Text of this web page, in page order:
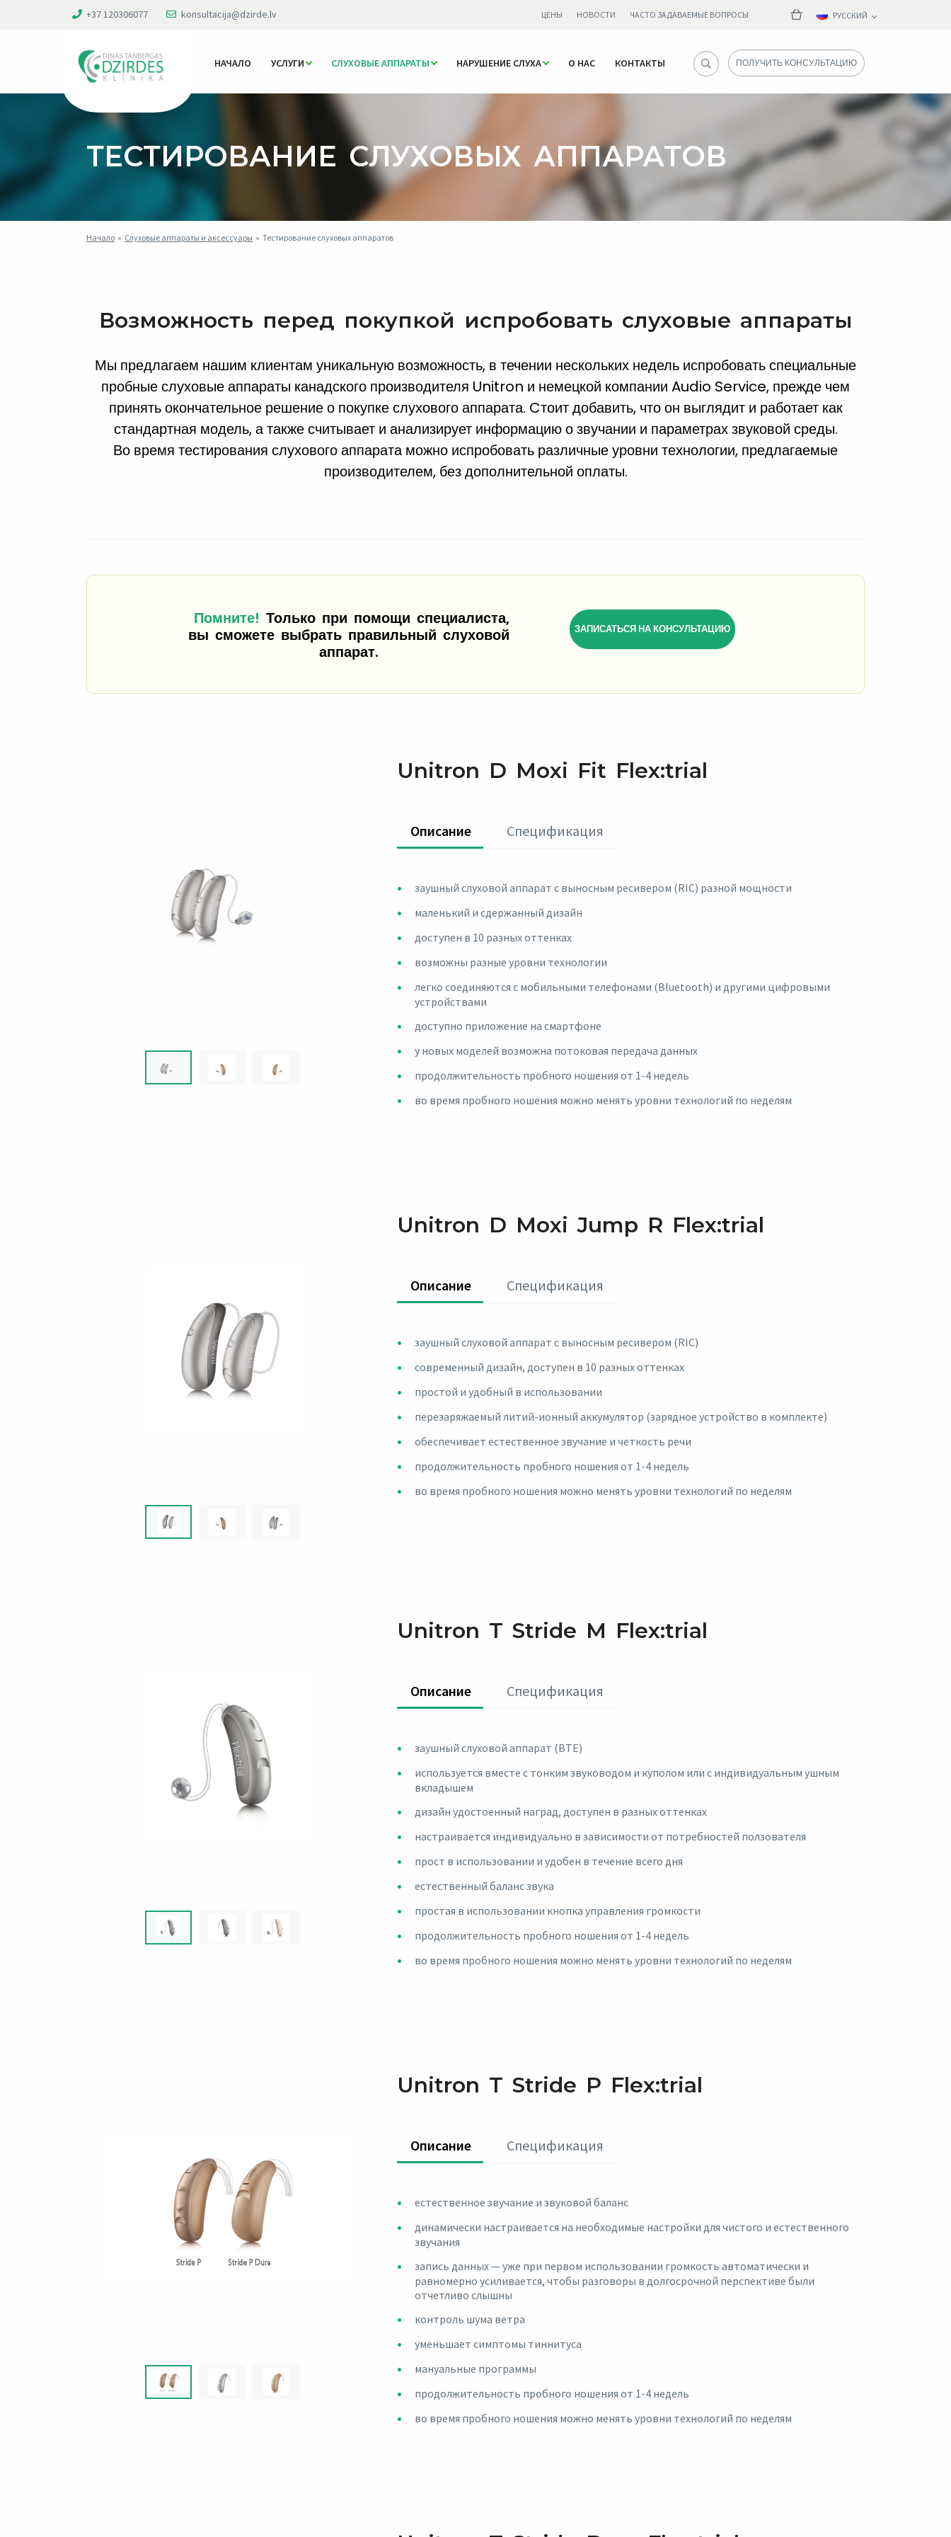
+37 120306077 konsultacija@dzirde.lv ЦЕНЫ НОВОСТИ ЧАСТО ЗАДАВАЕМЫЕ ВОПРОСЫ РУССКИЙ
НАЧАЛО УСЛУГИ СЛУХОВЫЕ АППАРАТЫ НАРУШЕНИЕ СЛУХА О НАС КОНТАКТЫ
ТЕСТИРОВАНИЕ СЛУХОВЫХ АППАРАТОВ
Начало » Слуховые аппараты и аксессуары » Тестирование слуховых аппаратов
Возможность перед покупкой испробовать слуховые аппараты
Мы предлагаем нашим клиентам уникальную возможность, в течении нескольких недель испробовать специальные
пробные слуховые аппараты канадского производителя Unitron и немецкой компании Audio Service, прежде чем
принять окончательное решение о покупке слухового аппарата. Cтоит добавить, что он выглядит и работает как
стандартная модель, а также считывает и анализирует информацию о звучании и параметрах звуковой среды.
Во время тестирования слухового аппарата можно испробовать различные уровни технологии, предлагаемые
производителем, без дополнительной оплаты.
Помните! Только при помощи специалиста,
вы сможете выбрать правильный слуховой
аппарат.
Unitron D Moxi Fit Flex:trial
Oписание Спецификация
заушный слуховой аппарат с выносным ресивером (RIC) разной мощности
маленький и сдержанный дизайн
доступен в 10 разных оттенках
возможны разные уровни технологии
легко соединяются с мобильными телефонами (Bluetooth) и другими цифровыми
устройствами
доступно приложение на смартфоне
у новых моделей возможна потоковая передача данных
продолжительность пробного ношения от 1-4 недель
во время пробного ношения можно менять уровни технологий по неделям
Unitron D Moxi Jump R Flex:trial
Oписание Спецификация
заушный слуховой аппарат с выносным ресивером (RIC)
современный дизайн, доступен в 10 разных оттенках
простой и удобный в использовании
перезаряжаемый литий-ионный аккумулятор (зарядное устройство в комплекте)
обеспечивает естественное звучание и четкость речи
продолжительность пробного ношения от 1-4 недель
во время пробного ношения можно менять уровни технологий по неделям
Unitron T Stride M Flex:trial
Oписание Спецификация
заушный слуховой аппарат (BTE)
используется вместе с тонким звуководом и куполом или с индивидуальным ушным
вкладышем
дизайн удостоенный наград, доступен в разных оттенках
настраивается индивидуально в зависимости от потребностей ползователя
прост в использовании и удобен в течение всего дня
естественный баланс звука
простая в использовании кнопка управления громкости
продолжительность пробного ношения от 1-4 недель
во время пробного ношения можно менять уровни технологий по неделям
Unitron T Stride P Flex:trial
Oписание Спецификация
естественное звучание и звуковой баланс
динамически настраивается на необходимые настройки для чистого и естественного
звучания
запись данных — уже при первом использовании громкость автоматически и
равномерно усиливается, чтобы разговоры в долгосрочной перспективе были
отчетливо слышны
контроль шума ветра
уменьшает симптомы тиннитуса
мануальные программы
продолжительность пробного ношения от 1-4 недель
во время пробного ношения можно менять уровни технологий по неделям